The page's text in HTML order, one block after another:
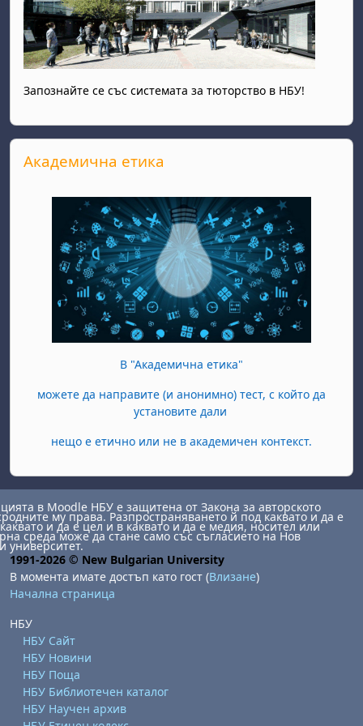
Запознайте се със системата за тюторство в НБУ!
Прескочи Академична етика
Академична етика
В "Академична етика"
можете да направите (и анонимно) тест, с който да
установите дали
нещо е етично или не в академичен контекст.
в Moodle НБУ е защитена от Закона за авторското
му права. Разпространяването й под каквато и да е
и да е цел и в каквато и да е медия, носител или
среда може да стане само със съгласието на Нов
университет.
1991-2026 © New Bulgarian University
В момента имате достъп като гост (Влизане)
Начална страница
НБУ
НБУ Сайт
НБУ Новини
НБУ Поща
НБУ Библиотечен каталог
НБУ Научен архив